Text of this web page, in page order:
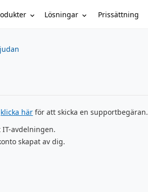
Lösningar Prissättning
klicka här för att skicka en supportbegäran.
IT-avdelningen.
skapat av dig.